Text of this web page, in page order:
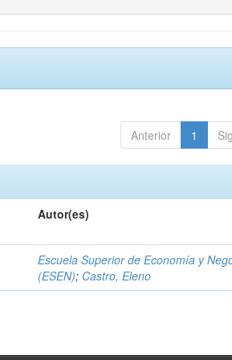
Anterior 1
Autor(es)
Escuela Superior de Economía y
(ESEN); Castro, Eleno